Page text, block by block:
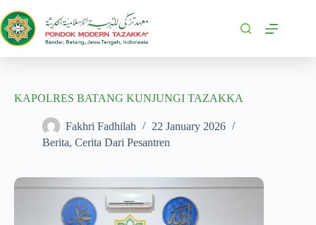
KAPOLRES BATANG KUNJUNGI TAZAKKA
Fakhri Fadhilah
22 January 2026
Berita, Cerita Dari Pesantren